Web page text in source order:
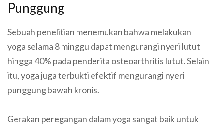
Punggung
Sebuah penelitian menemukan bahwa melakukan
yoga selama 8 minggu dapat mengurangi nyeri lutut
hingga 40% pada penderita osteoarthritis lutut. Selain
itu, yoga juga terbukti efektif mengurangi nyeri
punggung bawah kronis.
Gerakan peregangan dalam yoga sangat baik untuk